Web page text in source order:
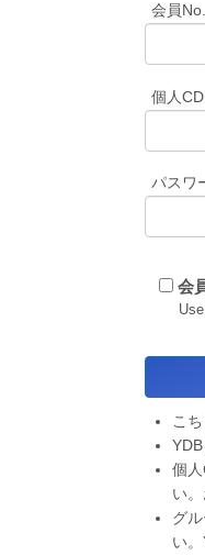
会員
個人
パスワ
会
こ
個
い
グ
い